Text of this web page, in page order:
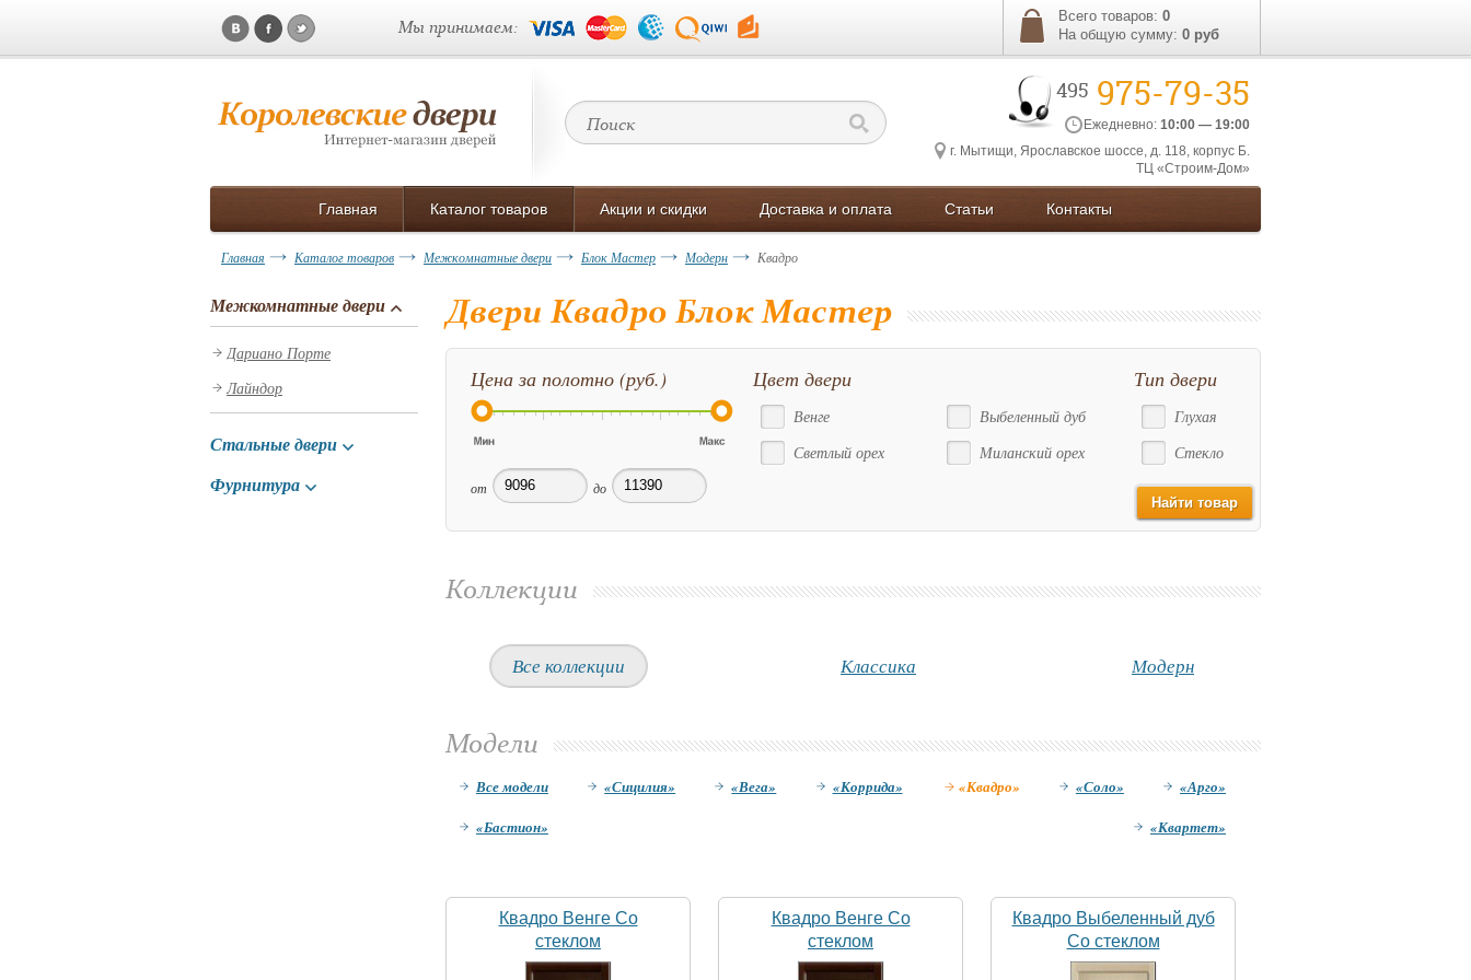
Мы принимаем:
Всего товаров: 0
На общую сумму: 0 руб
495 975-79-35
Ежедневно: 10:00 — 19:00
г. Мытищи, Ярославское шоссе, д. 118, корпус Б.
ТЦ «Строим-Дом»
Главная Каталог товаров Акции и скидки Доставка и оплата Статьи Контакты
Главная Каталог товаров Межкомнатные двери Блок Мастер Модерн Квадро
Межкомнатные двери
Дариано Порте
Лайндор
Стальные двери
Фурнитура
Двери Квадро Блок Мастер
Цена за полотно (руб.)
от до
Цвет двери
Венге
Выбеленный дуб
Светлый орех
Миланский орех
Тип двери
Глухая
Стекло
Коллекции
Все коллекции Классика Модерн
Модели
Все модели «Сицилия» «Вега» «Коррида» «Квадро» «Соло» «Арго»
«Бастион» «Квартет»
Квадро Венге Со
стеклом
Квадро Венге Со
стеклом
Квадро Выбеленный дуб
Со стеклом